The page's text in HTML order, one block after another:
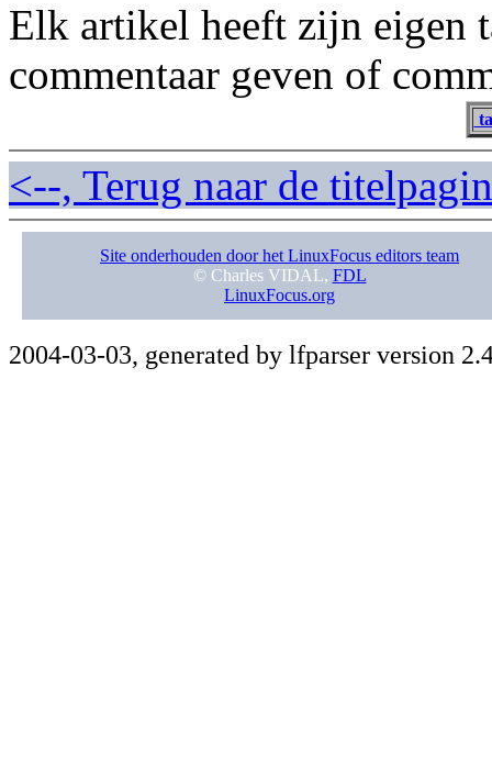
Elk artikel heeft zijn eigen
commentaar geven of
<--, Terug naar de
Site onderhouden door het LinuxFocus editors team
© Charles VIDAL, FDL
LinuxFocus.org
2004-03-03, generated by lfparser version